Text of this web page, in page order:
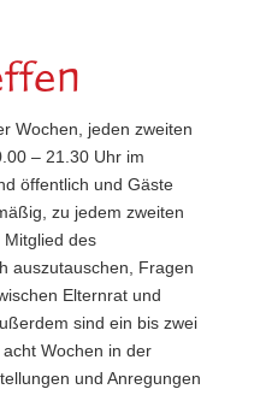
Wochen, jeden zweiten
– 21.30 Uhr im
öffentlich und Gäste
zu jedem zweiten
des
auszutauschen, Fragen
Elternrat und
sind ein bis zwei
Wochen in der
und Anregungen